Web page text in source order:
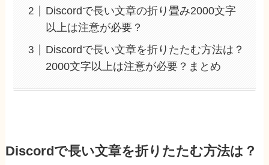
Discordで長い文章の折り畳み2000文字
以上は注意が必要？
Discordで長い文章を折りたたむ方法は？
2000文字以上は注意が必要？まとめ
Discordで長い文章を折りたたむ方法は？